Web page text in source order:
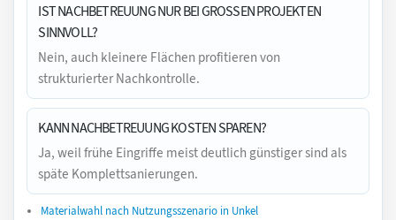
IST NACHBETREUUNG NUR BEI GROSSEN PROJEKTEN S
INNVOLL?
Nein, auch kleinere Flächen profitieren von
strukturierter Nachkontrolle.
KANN NACHBETREUUNG KOSTEN SPAREN?
Ja, weil frühe Eingriffe meist deutlich günstiger sind als
späte Komplettsanierungen.
Materialwahl nach Nutzungsszenario in Unkel